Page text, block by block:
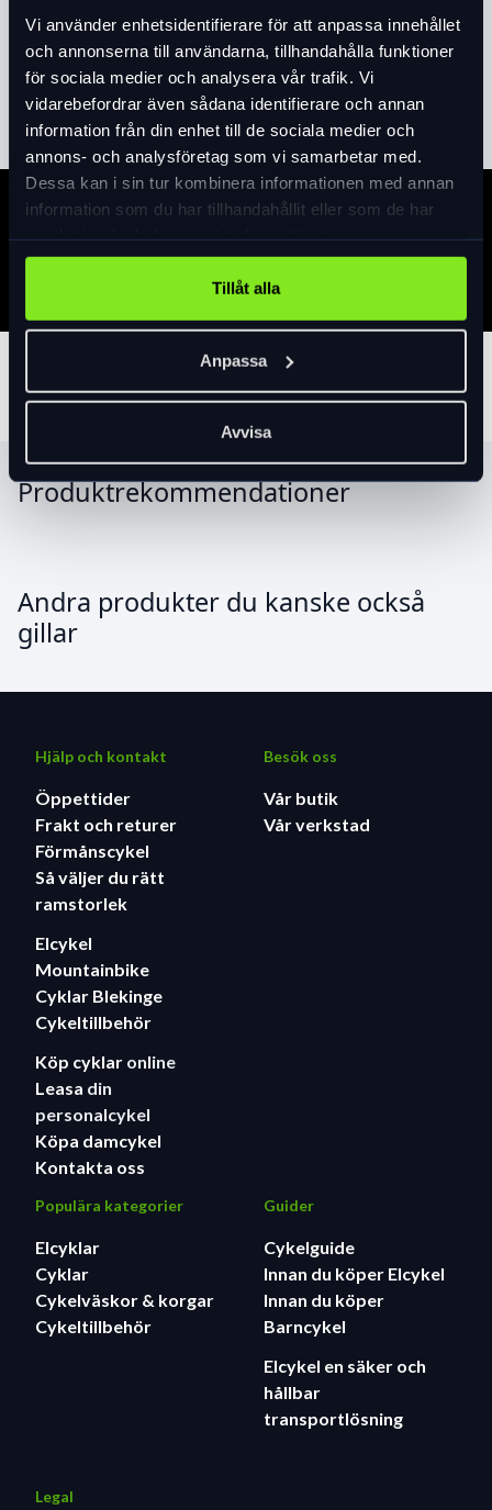
Vi använder enhetsidentifierare för att anpassa innehållet
och annonserna till användarna, tillhandahålla funktioner
för sociala medier och analysera vår trafik. Vi
vidarebefordrar även sådana identifierare och annan
information från din enhet till de sociala medier och
annons- och analysföretag som vi samarbetar med.
Dessa kan i sin tur kombinera informationen med annan
information som du har tillhandahållit eller som de har
Tillåt alla
Anpassa
Avvisa
Produktinformation
Läs merexpand_more
Tillbehör
Produktrekommendationer
Andra produkter du kanske också
gillar
Hjälp och kontakt
Öppettider
Frakt och returer
Förmånscykel
Så väljer du rätt
ramstorlek
Elcykel
Mountainbike
Cyklar Blekinge
Cykeltillbehör
Köp cyklar online
Leasa din
personalcykel
Köpa damcykel
Kontakta oss
Besök oss
Vår butik
Vår verkstad
Populära kategorier
Elcyklar
Cyklar
Cykelväskor & korgar
Cykeltillbehör
Guider
Cykelguide
Innan du köper Elcykel
Innan du köper
Barncykel
Elcykel en säker och
hållbar
transportlösning
Legal